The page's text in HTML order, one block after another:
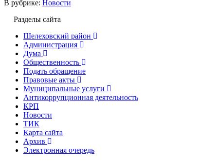
В рубрике: Новости
Разделы сайта
Шелеховский район
Администрация
Дума
Общественность
Подать обращение
Правовые акты
Муниципальные услуги
Антикоррупционная деятельность
КРП
Новости
ТИК
Карта сайта
Архив
Электронная очередь